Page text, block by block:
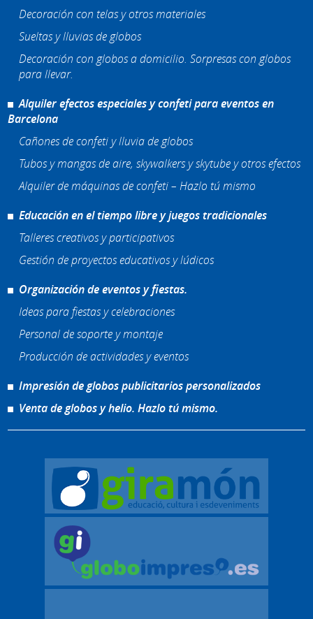
Decoración con telas y otros materiales
Sueltas y lluvias de globos
Decoración con globos a domicilio. Sorpresas con globos
para llevar.
Alquiler efectos especiales y confeti para eventos en
Barcelona
Cañones de confeti y lluvia de globos
Tubos y mangas de aire, skywalkers y skytube y otros efectos
Alquiler de máquinas de confeti – Hazlo tú mismo
Educación en el tiempo libre y juegos tradicionales
Talleres creativos y participativos
Gestión de proyectos educativos y lúdicos
Organización de eventos y fiestas.
Ideas para fiestas y celebraciones
Personal de soporte y montaje
Producción de actividades y eventos
Impresión de globos publicitarios personalizados
Venta de globos y helio. Hazlo tú mismo.